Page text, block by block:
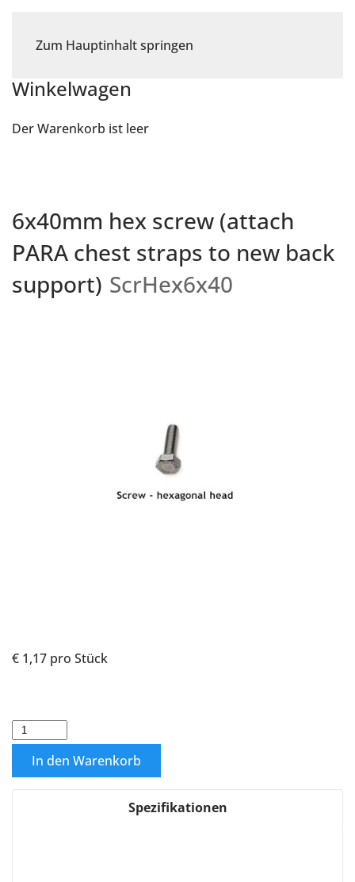
Zum Hauptinhalt springen
Winkelwagen
Der Warenkorb ist leer
6x40mm hex screw (attach
PARA chest straps to new back
support) ScrHex6x40
€ 1,17 pro Stück
In den Warenkorb
Spezifikationen